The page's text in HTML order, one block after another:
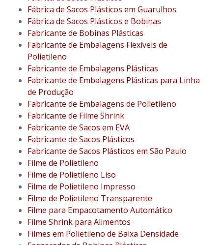
Fábrica de Sacos Plásticos em Guarulhos
Fábrica de Sacos Plásticos e Bobinas
Fabricante de Bobinas Plásticas
Fabricante de Embalagens Flexíveis de
Polietileno
Fabricante de Embalagens Plásticas
Fabricante de Embalagens Plásticas para Linha
de Produção
Fabricante de Embalagens de Polietileno
Fabricante de Filme Shrink
Fabricante de Sacos em EVA
Fabricante de Sacos Plásticos
Fabricante de Sacos Plásticos em São Paulo
Filme de Polietileno
Filme de Polietileno Liso
Filme de Polietileno Impresso
Filme de Polietileno Transparente
Filme para Empacotamento Automático
Filme Shrink para Alimentos
Filmes em Polietileno de Baixa Densidade